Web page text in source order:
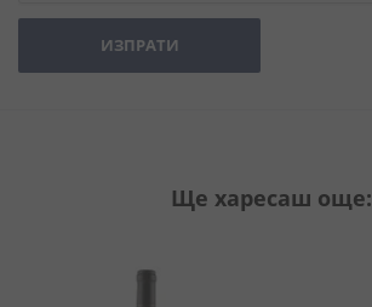
ИЗПРАТИ
Ще харесаш още: